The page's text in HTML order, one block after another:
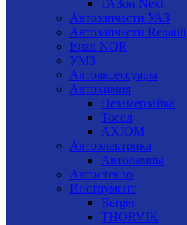
ГАЗон Next
Автозапчасти УАЗ
Автозапчасти Renault
Isuzu NQR
УМЗ
Автоаксессуары
Автохимия
Незамерзайка
Тосол
AXIOM
Автоэлектрика
Автолампы
Автостекло
Инструмент
Berger
THORVIK